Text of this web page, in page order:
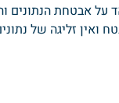
אבטחת הנתונים
ואין זליגה של